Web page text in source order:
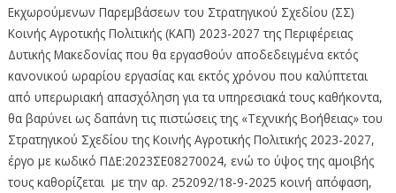
Εκχωρούμενων Παρεμβάσεων του Στρατηγικού Σχεδίου (ΣΣ)
Κοινής Αγροτικής Πολιτικής (ΚΑΠ) 2023-2027 της Περιφέρειας
Δυτικής Μακεδονίας που θα εργασθούν αποδεδειγμένα εκτός
κανονικού ωραρίου εργασίας και εκτός χρόνου που καλύπτεται
από υπερωριακή απασχόληση για τα υπηρεσιακά τους καθήκοντα,
θα βαρύνει ως δαπάνη τις πιστώσεις της «Τεχνικής Βοήθειας» του
Στρατηγικού Σχεδίου της Κοινής Αγροτικής Πολιτικής 2023-2027,
έργο με κωδικό ΠΔΕ:2023ΣΕ08270024, ενώ το ύψος της αμοιβής
τους καθορίζεται με την αρ. 252092/18-9-2025 κοινή απόφαση,